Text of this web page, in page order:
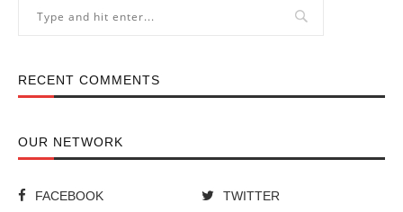
RECENT COMMENTS
OUR NETWORK
FACEBOOK
TWITTER